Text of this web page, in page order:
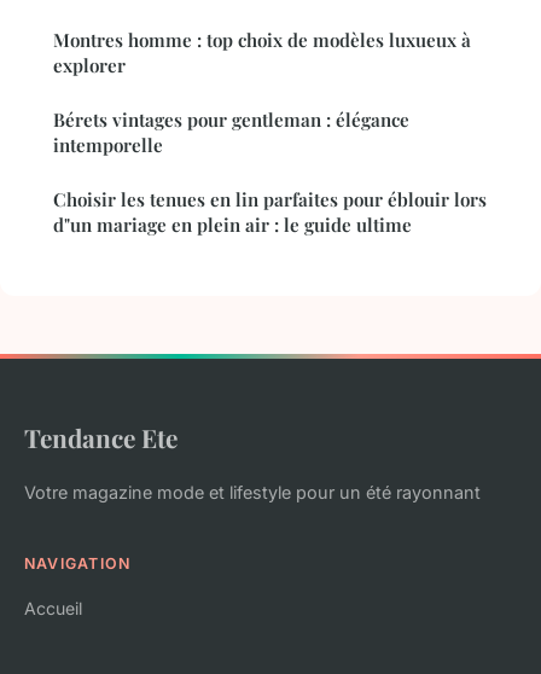
Montres homme : top choix de modèles luxueux à
explorer
Bérets vintages pour gentleman : élégance
intemporelle
Choisir les tenues en lin parfaites pour éblouir lors
d"un mariage en plein air : le guide ultime
Tendance Ete
Votre magazine mode et lifestyle pour un été rayonnant
NAVIGATION
Accueil